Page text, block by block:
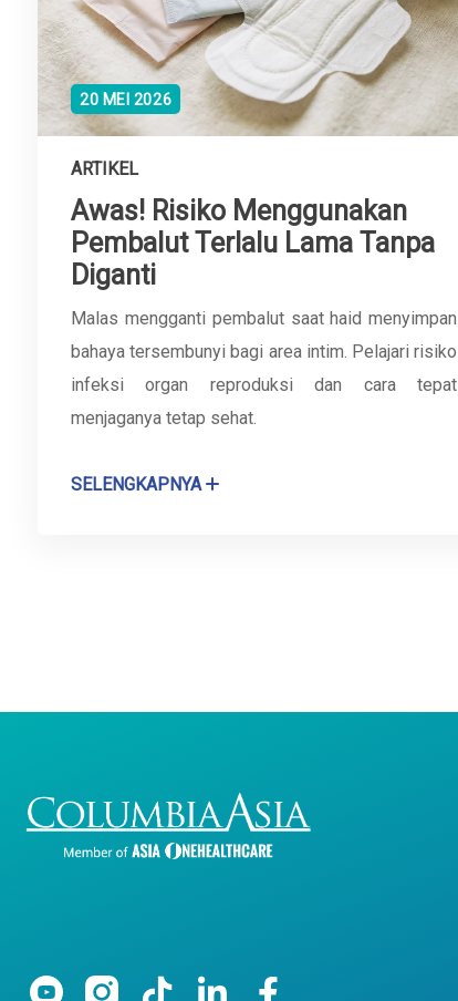
20 MEI 2026
ARTIKEL
Awas! Risiko Menggunakan
Pembalut Terlalu Lama Tanpa
Diganti
Malas mengganti pembalut saat haid menyimpan
bahaya tersembunyi bagi area intim. Pelajari risiko
infeksi organ reproduksi dan cara tepat
menjaganya tetap sehat.
SELENGKAPNYA